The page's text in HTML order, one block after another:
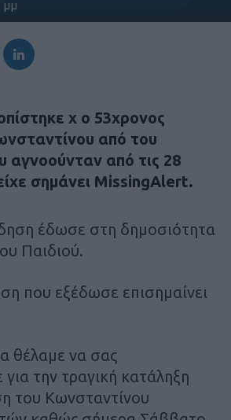
μμ
χ ο 53χρονος
από του
αγνοούνταν από τις 28
σημάνει MissingAlert.
έδωσε στη δημοσιότητα
Παιδιού.
που εξέδωσε επισημαίνει
θέλαμε να σας
την τραγική κατάληξη
του Κωνσταντίνου